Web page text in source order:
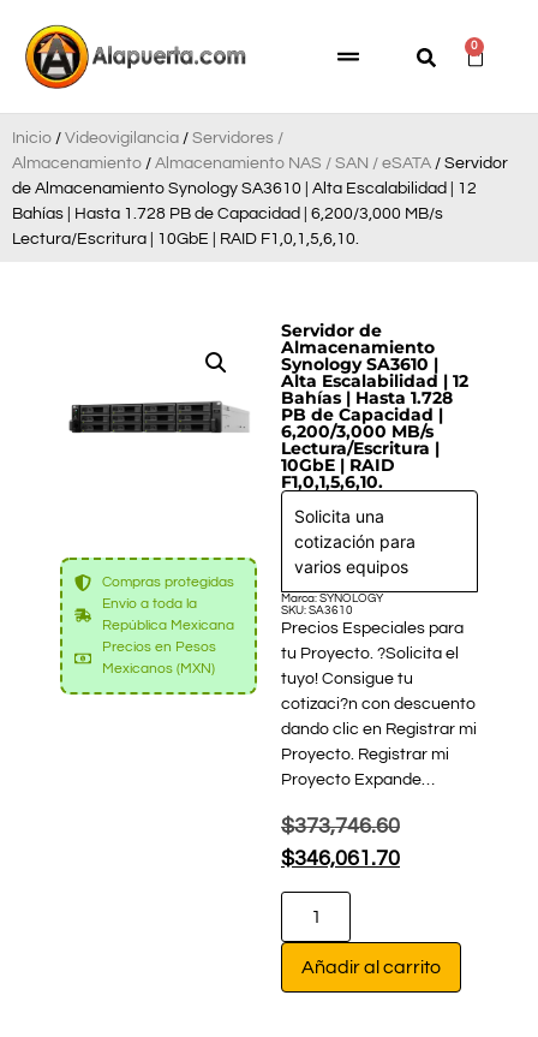
0
Inicio / Videovigilancia / Servidores /
Almacenamiento / Almacenamiento NAS / SAN / eSATA / Servidor
de Almacenamiento Synology SA3610 | Alta Escalabilidad | 12
Bahías | Hasta 1.728 PB de Capacidad | 6,200/3,000 MB/s
Lectura/Escritura | 10GbE | RAID F1,0,1,5,6,10.
Compras protegidas
Envío a toda la
República Mexicana
Precios en Pesos
Mexicanos (MXN)
Servidor de
Almacenamiento
Synology SA3610 |
Alta Escalabilidad | 12
Bahías | Hasta 1.728
PB de Capacidad |
6,200/3,000 MB/s
Lectura/Escritura |
10GbE | RAID
F1,0,1,5,6,10.
Solicita una
cotización para
varios equipos
Marca: SYNOLOGY
SKU: SA3610
Precios Especiales para
tu Proyecto. ?Solicita el
tuyo! Consigue tu
cotizaci?n con descuento
dando clic en Registrar mi
Proyecto. Registrar mi
Proyecto Expande…
$373,746.60
$346,061.70
Añadir al carrito